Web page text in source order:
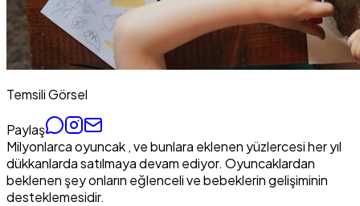
Temsili Görsel
Paylaş
Milyonlarca oyuncak , ve bunlara eklenen yüzlercesi her yıl
dükkanlarda satılmaya devam ediyor. Oyuncaklardan
beklenen şey onların eğlenceli ve bebeklerin gelişiminin
desteklemesidir.